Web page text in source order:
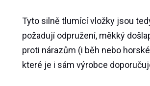
Tyto silně tlumící vložky jsou
požadují odpružení, měkký
proti nárazům (i běh nebo
které je i sám výrobce